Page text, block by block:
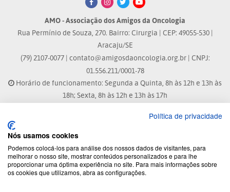
AMO - Associação dos Amigos da Oncologia
Rua Permínio de Souza, 270. Bairro: Cirurgia | CEP: 49055-530 |
Aracaju/SE
(79) 2107-0077 | contato@amigosdaoncologia.org.br| CNPJ:
01.556.211/0001-78
Horário de funcionamento: Segunda a Quinta, 8h às 12h e 13h às
18h; Sexta, 8h às 12h e 13h às 17h
Site atualizado em: 04/08/2026 às 10:33h
® Marca Registrada
© 2026 - Todos os direitos reservados.
Política de privacidade
Nós usamos cookies
Podemos colocá-los para análise dos nossos dados de visitantes, para
melhorar o nosso site, mostrar conteúdos personalizados e para lhe
proporcionar uma óptima experiência no site. Para mais informações sobre
os cookies que utilizamos, abra as configurações.